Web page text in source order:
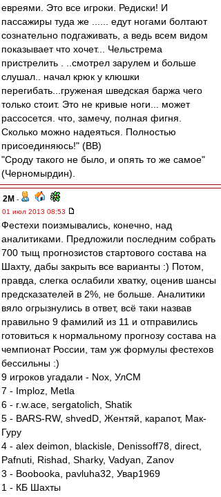
евреями. Это все игроки. Редиски! И
пассажиры туда же ...... едут ногами болтают
сознательно подгаживать, а ведь всем видом
показывает что хочет... Чельстрема
пристрелить . ..смотрел зарулем и больше
слушал.. начал крюк у клюшки
перегибать...груженая шведская баржа чего
только стоит. Это не кривые ноги... может
рассосется. что, замечу, полная фигня.
Сколько можно надеяться. Полностью
присоединяюсь!" (ВВ)
"Сроду такого не было, и опять то же самое"
(Черномырдин).
2M -
01 июл 2013 08:53
Фестехи поизмывались, конечно, над
аналитиками. Предложили последним собрать
700 тыщ прогнозистов стартового состава на
Шахту, дабы закрыть все варианты :) Потом,
правда, слегка ослабили хватку, оценив шансы
предсказателей в 2%, не больше. Аналитики
вяло огрызнулись в ответ, всё таки назвав
правильно 9 фамилий из 11 и отправились
готовиться к нормальному прогнозу состава на
чемпионат России, там уж формулы фестехов
бессильны :)
9 игроков угадали - Nox, УлСМ
7 - Imploz, Metla
6 - r.w.ace, sergatolich, Shatik
5 - BARS-RW, shvedD, Жентяй, карапот, Мак-
Гуру
4 - alex deimon, blackisle, Denissoff78, direct,
Pafnuti, Rishad, Sharky, Vadyan, Zanov
3 - Boobooka, pavluha32, Увар1969
1 - КБ Шахты